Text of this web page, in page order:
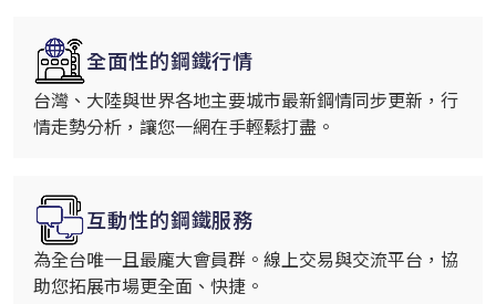
全面性的鋼鐵行情
台灣、大陸與世界各地主要城市最新鋼情同步更新，行
情走勢分析，讓您一網在手輕鬆打盡。
互動性的鋼鐵服務
為全台唯一且最龐大會員群。線上交易與交流平台，協
助您拓展市場更全面、快捷。